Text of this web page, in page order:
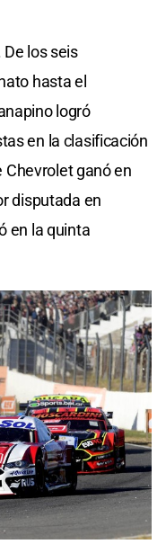
De los seis
hasta el
logró
en la clasificación
Chevrolet ganó en
disputada en
en la quinta